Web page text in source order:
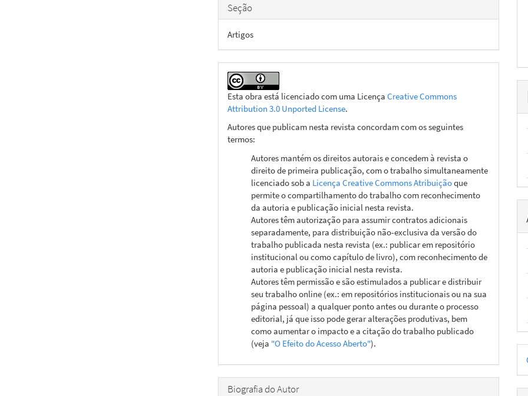
Seção
Artigos
Esta obra está licenciado com uma LicençaCreative Commons
Attribution 3.0 Unported License.
Autores que publicam nesta revista concordam com os seguintes
termos:
Autores mantém os direitos autorais e concedem à revista o
direito de primeira publicação, com o trabalho simultaneamente
licenciado sob a Licença Creative Commons Atribuiçãoque
permite o compartilhamento do trabalho com reconhecimento
da autoria e publicação inicial nesta revista.
Autores têm autorização para assumir contratos adicionais
separadamente, para distribuição não-exclusiva da versão do
trabalho publicada nesta revista (ex.: publicar em repositório
institucional ou como capítulo de livro), com reconhecimento de
autoria e publicação inicial nesta revista.
Autores têm permissão e são estimulados a publicar e distribuir
seu trabalho online (ex.: em repositórios institucionais ou na sua
página pessoal) a qualquer ponto antes ou durante o processo
editorial, já que isso pode gerar alterações produtivas, bem
como aumentar o impacto e a citação do trabalho publicado
(veja "O Efeito do Acesso Aberto").
Biografia do Autor